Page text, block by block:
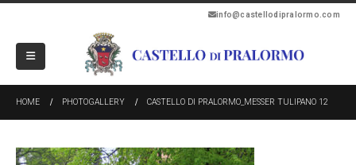
info@castellodipralormo.com
HOME PHOTOGALLERY CASTELLO DI PRALORMO_MESSER TULIPANO 12